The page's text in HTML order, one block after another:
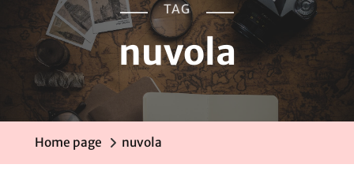
TAG
nuvola
Home page nuvola